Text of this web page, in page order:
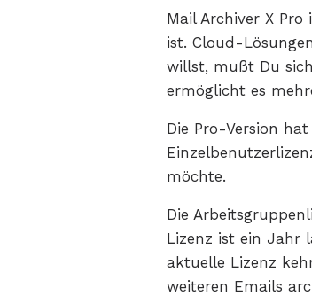
Mail Archiver X
ist. Cloud-
willst, mußt Du
ermöglicht es
Die Pro-Version
möchte.
Die
Lizenz ist ein Jahr
aktuelle Lizenz
weiteren Emails